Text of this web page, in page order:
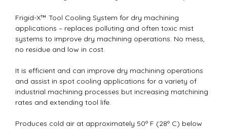
Frigid-X™ Tool Cooling System for dry machining
applications – replaces polluting and often toxic mist
systems to improve dry machining operations. No mess,
no residue and low in cost.
It is efficient and can improve dry machining operations
and assist in spot cooling applications for a variety of
industrial machining processes but increasing matchining
rates and extending tool life.
Produces cold air at approximately 50º F (28º C) below